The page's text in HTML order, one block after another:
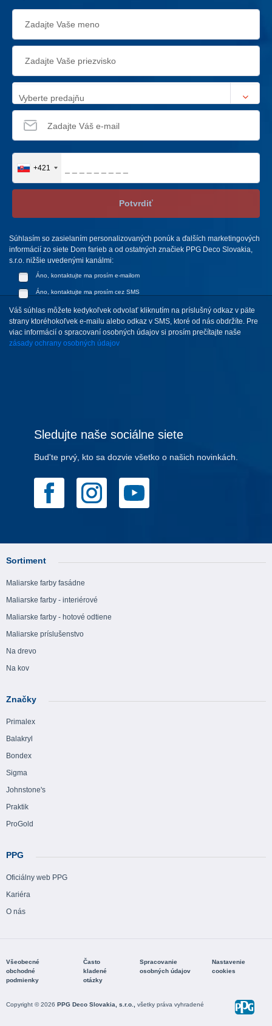
Vyberte predajňu
+421
Potvrdiť
Súhlasím so zasielaním personalizovaných ponúk a ďalších marketingových
informácií zo siete Dom farieb a od ostatných značiek PPG Deco Slovakia,
s.r.o. nižšie uvedenými kanálmi:
Áno, kontaktujte ma prosím e-mailom
Áno, kontaktujte ma prosím cez SMS
Váš súhlas môžete kedykoľvek odvolať kliknutím na príslušný odkaz v päte
strany ktoréhokoľvek e-mailu alebo odkaz v SMS, ktoré od nás obdržíte. Pre
viac informácií o spracovaní osobných údajov si prosím prečítajte naše
zásady ochrany osobných údajov
Sledujte naše sociálne siete
Bud'te prvý, kto sa dozvie všetko o našich novinkách.
Sortiment
Maliarske farby fasádne
Maliarske farby - interiérové
Maliarske farby - hotové odtiene
Maliarske príslušenstvo
Na drevo
Na kov
Značky
Primalex
Balakryl
Bondex
Sigma
Johnstone's
Praktik
ProGold
PPG
Oficiálny web PPG
Kariéra
O nás
Všeobecné
obchodné
podmienky
Často
kladené
otázky
Spracovanie
osobných údajov
Nastavenie
cookies
Copyright © 2026 PPG Deco Slovakia, s.r.o., všetky práva vyhradené